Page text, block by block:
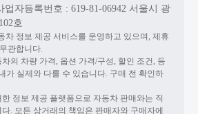
자등록번호 : 619-81-06942 서울시 광
호
차 정보 제공 서비스를 운영하고 있으며, 제휴
관합니다.
의 차량 가격, 옵션 가격/구성, 할인 조건, 등
가 실제와 다를 수 있습니다. 구매 전 확인하
정보 제공 플랫폼으로 자동차 판매와는 직
. 모든 상거래의 책임은 판매자와 구매자에